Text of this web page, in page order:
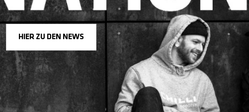
HIER ZU DEN NEWS